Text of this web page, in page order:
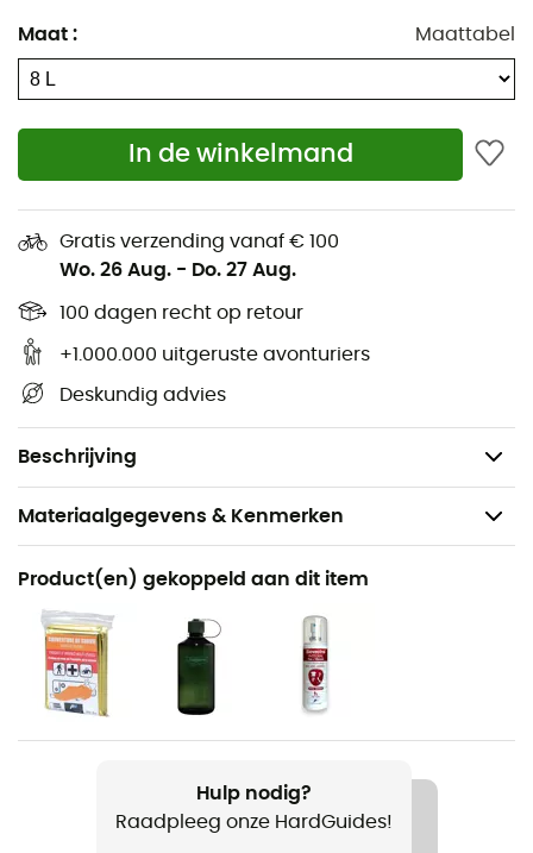
Maat : Maattabel
In de winkelmand
Gratis verzending vanaf € 100
Wo. 26 Aug. - Do. 27 Aug.
100 dagen recht op retour
+1.000.000 uitgeruste avonturiers
Deskundig advies
Beschrijving
Interne hydratatiemouw
Interne sleutelhangerclip
LidLock™ fietshelmhouder
Borstband met magnetische gesp
Reflecterende strepen
Bevestiging voor LED-lampje
Voorvak voor snelle toegang
Compatibel met hydratatiesysteem
Gewicht: 500 g
Materiaalgegevens & Kenmerken
Aanbevolen voor
Wandelen / Trailrunning / Mountainbiken / Fiets
Voor
Dames
Gewicht
Product(en) gekoppeld aan dit item
Hulp nodig?
Raadpleeg onze HardGuides!